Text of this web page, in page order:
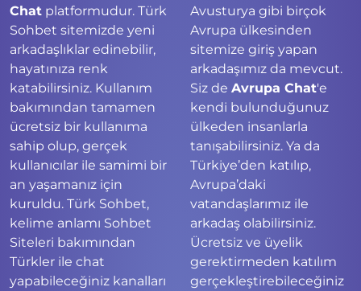
Chat platformudur. Türk
Sohbet sitemizde yeni
arkadaşlıklar edinebilir,
hayatınıza renk
katabilirsiniz. Kullanım
bakımından tamamen
ücretsiz bir kullanıma
sahip olup, gerçek
kullanıcılar ile samimi bir
an yaşamanız için
kuruldu. Türk Sohbet,
kelime anlamı Sohbet
Siteleri bakımından
Türkler ile chat
yapabileceğiniz kanalları
Avusturya gibi birçok
Avrupa ülkesinden
sitemize giriş yapan
arkadaşımız da mevcut.
Siz de Avrupa Chat'e
kendi bulunduğunuz
ülkeden insanlarla
tanışabilirsiniz. Ya da
Türkiye’den katılıp,
Avrupa’daki
vatandaşlarımız ile
arkadaş olabilirsiniz.
Ücretsiz ve üyelik
gerektirmeden katılım
gerçekleştirebileceğiniz